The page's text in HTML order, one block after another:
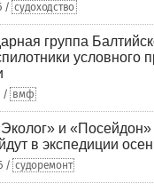
/ судоходство
группа
условного
/ вмф
и «Посейдон»
в экспедиции
/ судоремонт